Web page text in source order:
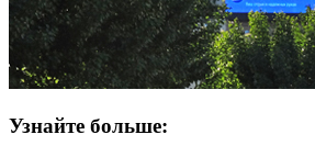
Узнайте больше: